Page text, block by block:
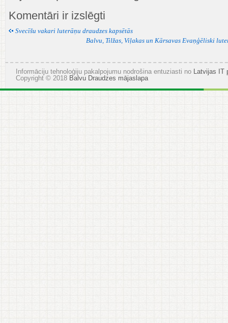
Komentāri ir izslēgti
draudzēm
Svecīšu vakari luterāņu draudzes kapsētās
Balvu, Tilžas, Viļakas un Kārsavas Evaņģēliski
Informāciju tehnoloģiju pakalpojumu nodrošina entuziasti no Latvijas IT
Copyright © 2018 Balvu Draudzes mājaslapa